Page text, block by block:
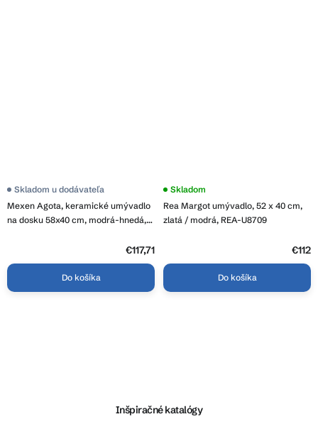
Mexen Agota, keramické umývadlo
na dosku 58x40 cm, modrá-hnedá,
Skladom u dodávateľa
€117,71
Do košíka
Rea Margot umývadlo, 52 x 40 cm,
zlatá / modrá, REA-U8709
Priemerné
produktu
je
Skladom
€112
Do košíka
Inšpiračné katalógy